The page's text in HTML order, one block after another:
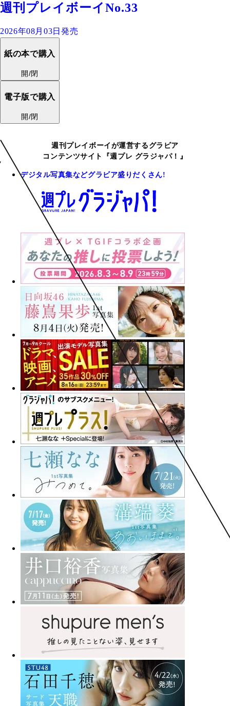
週刊プレイボーイNo.33
2026年08月03日発売
紙の本で購入
開/閉
電子版で購入
開/閉
週刊プレイボーイが運営するグラビア
コンテンツサイト『週プレ グラジャパ！』
デジタル写真集などグラビア盛りだくさん!